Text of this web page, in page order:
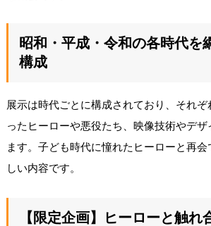
昭和・平成・令和の各時代を
構成
展示は時代ごとに構成されており、それ
ったヒーローや悪役たち、映像技術やデ
ます。子ども時代に憧れたヒーローと再
しい内容です。
【限定企画】ヒーローと触れ